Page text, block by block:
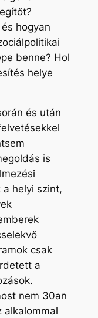
hogyan
benne? Hol
helye
és után
is
helyi szint,
csak
a
nem 30an
alkalommal